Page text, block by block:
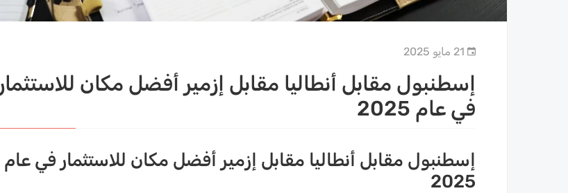
21 مايو 2025
إسطنبول مقابل أنطاليا مقابل إزمير أفضل مكان للاستثمار
في عام 2025
إسطنبول مقابل أنطاليا مقابل إزمير أفضل مكان للاستثمار في عام
2025